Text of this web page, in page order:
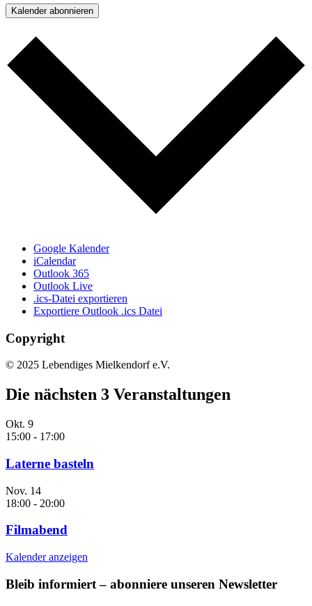
Kalender abonnieren
Google Kalender
iCalendar
Outlook 365
Outlook Live
.ics-Datei exportieren
Exportiere Outlook .ics Datei
Copyright
© 2025 Lebendiges Mielkendorf e.V.
Die nächsten 3 Veranstaltungen
Okt. 9
15:00 - 17:00
Laterne basteln
Nov. 14
18:00 - 20:00
Filmabend
Kalender anzeigen
Bleib informiert – abonniere unseren Newsletter